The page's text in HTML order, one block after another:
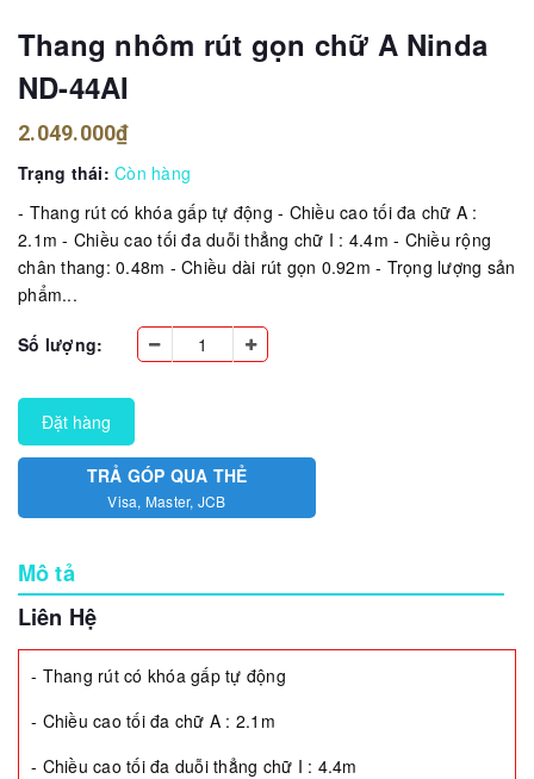
Thang nhôm rút gọn chữ A Ninda
ND-44AI
2.049.000₫
Trạng thái: Còn hàng
- Thang rút có khóa gấp tự động - Chiều cao tối đa chữ A :
2.1m - Chiều cao tối đa duỗi thẳng chữ I : 4.4m - Chiều rộng
chân thang: 0.48m - Chiều dài rút gọn 0.92m - Trọng lượng sản
phẩm...
Số lượng:
Đặt hàng
TRẢ GÓP QUA THẺ
Visa, Master, JCB
Mô tả
Liên Hệ
- Thang rút có khóa gấp tự động
- Chiều cao tối đa chữ A : 2.1m
- Chiều cao tối đa duỗi thẳng chữ I : 4.4m